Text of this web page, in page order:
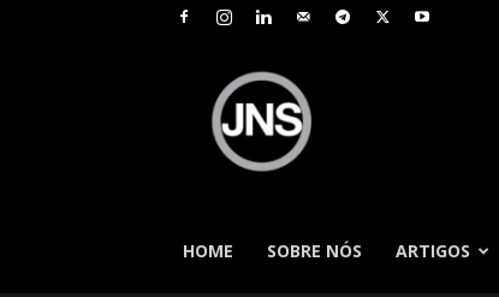
HOME
SOBRE NÓS ARTIGOS